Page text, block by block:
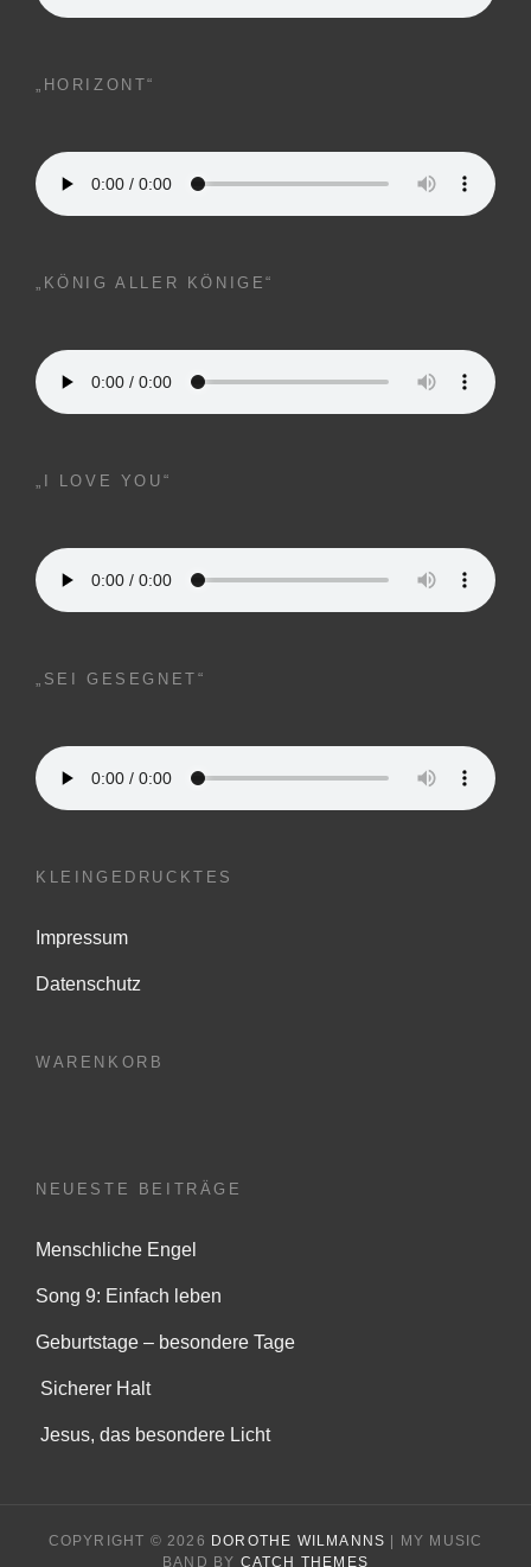
„HORIZONT“
„KÖNIG ALLER KÖNIGE“
„I LOVE YOU“
„SEI GESEGNET“
KLEINGEDRUCKTES
Impressum
Datenschutz
WARENKORB
NEUESTE BEITRÄGE
Menschliche Engel
Song 9: Einfach leben
Geburtstage – besondere Tage
Sicherer Halt
Jesus, das besondere Licht
COPYRIGHT © 2026 DOROTHE WILMANNS
MY MUSIC
BAND BY CATCH THEMES